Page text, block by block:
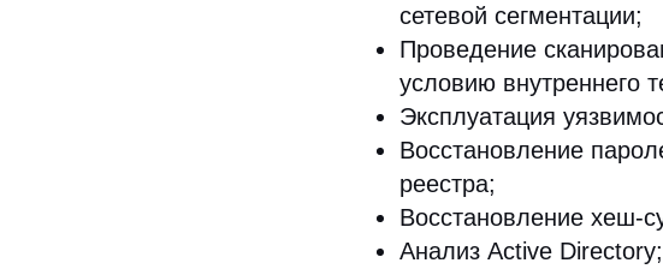
сетевой сегментации;
Проведение
условию внутреннего
Эксплуатация
Восстановление
реестра;
Восстановление хеш-
Анализ Active Directory;